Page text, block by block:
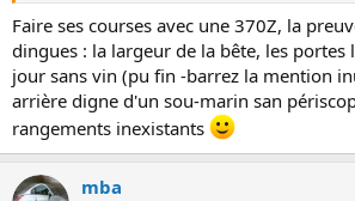
Faire ses courses avec une 370Z, la
dingues : la largeur de la bête, les portes
jour sans vin (pu fin -barrez la mention
arrière digne d'un sou-marin san
rangements inexistants
mba